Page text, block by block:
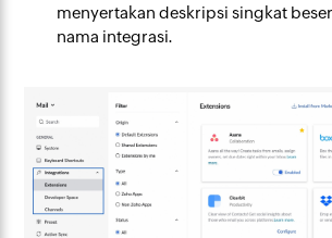
menyertakan deskripsi singkat
nama integrasi.